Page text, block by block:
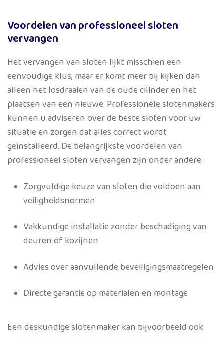
Voordelen van professioneel sloten
vervangen
Het vervangen van sloten lijkt misschien een
eenvoudige klus, maar er komt meer bij kijken dan
alleen het losdraaien van de oude cilinder en het
plaatsen van een nieuwe. Professionele slotenmakers
kunnen u adviseren over de beste sloten voor uw
situatie en zorgen dat alles correct wordt
geïnstalleerd. De belangrijkste voordelen van
professioneel sloten vervangen zijn onder andere:
Zorgvuldige keuze van sloten die voldoen aan
veiligheidsnormen
Vakkundige installatie zonder beschadiging van
deuren of kozijnen
Advies over aanvullende beveiligingsmaatregelen
Directe garantie op materialen en montage
Een deskundige slotenmaker kan bijvoorbeeld ook